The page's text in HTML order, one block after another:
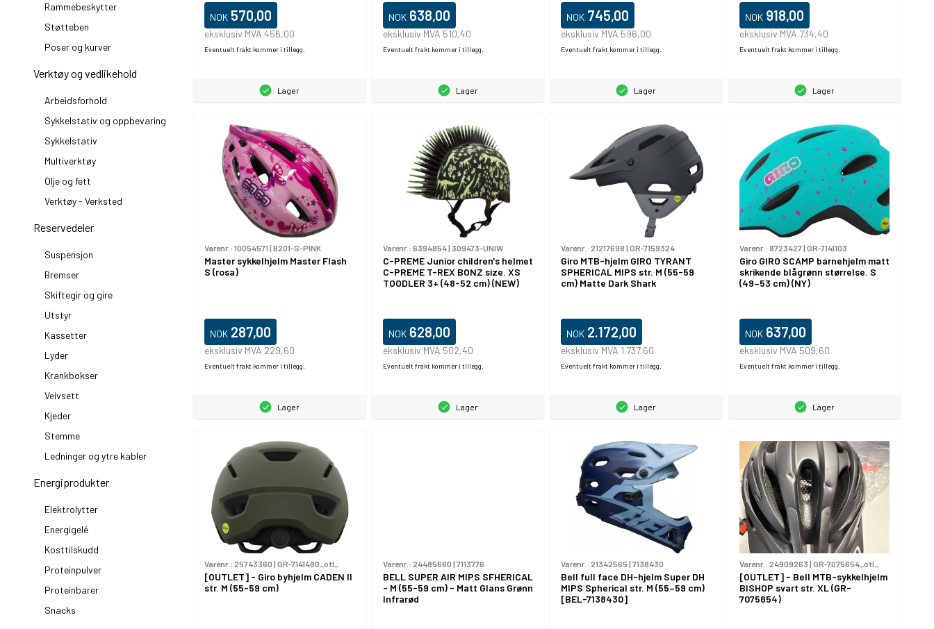
Rammebeskytter
Støtteben
Poser og kurver
Verktøy og vedlikehold
Arbeidsforhold
Sykkelstativ og oppbevaring
Sykkelstativ
Multiverktøy
Olje og fett
Verktøy - Verksted
Reservedeler
Suspensjon
Bremser
Skiftegir og gire
Utstyr
Kassetter
Lyder
Krankbokser
Veivsett
Kjeder
Stemme
Ledninger og ytre kabler
Energiprodukter
Elektrolytter
Energigelé
Kosttilskudd
Proteinpulver
Proteinbarer
Snacks
NOK 570,00
eksklusiv MVA 456,00
Eventuelt frakt kommer i tillegg.
Lager
NOK 638,00
eksklusiv MVA 510,40
Eventuelt frakt kommer i tillegg.
Lager
NOK 745,00
eksklusiv MVA 596,00
Eventuelt frakt kommer i tillegg.
Lager
NOK 918,00
eksklusiv MVA 734,40
Eventuelt frakt kommer i tillegg.
Lager
Varenr.: 10054571 | B201-S-PINK
Master sykkelhjelm Master Flash
S (rosa)
NOK 287,00
eksklusiv MVA 229,60
Eventuelt frakt kommer i tillegg.
Lager
Varenr.: 6394854| 309473-UNIW
C-PREME Junior children's helmet
C-PREME T-REX BONZ size. XS
TOODLER 3+ (48-52 cm) (NEW)
NOK 628,00
eksklusiv MVA 502,40
Eventuelt frakt kommer i tillegg.
Lager
Varenr.: 21217698 | GR-7159324
Giro MTB-hjelm GIRO TYRANT
SPHERICAL MIPS str. M (55-59
cm) Matte Dark Shark
NOK 2.172,00
eksklusiv MVA 1.737,60
Eventuelt frakt kommer i tillegg.
Lager
Varenr.: 8723427| GR-7141103
Giro GIRO SCAMP barnehjelm matt
skrikende blågrønn størrelse. S
(49–53 cm) (NY)
NOK 637,00
eksklusiv MVA 509,60
Eventuelt frakt kommer i tillegg.
Lager
Varenr.: 25743360 | GR-7141480_otl_
[OUTLET] - Giro byhjelm CADEN II
str. M (55-59 cm)
Varenr.: 24485660 | 7113776
BELL SUPER AIR MIPS SFHERICAL
- M (55-59 cm) - Matt Glans Grønn
Infrarød
Varenr.: 21342565 | 7138430
Bell full face DH-hjelm Super DH
MIPS Spherical str. M (55–59 cm)
[BEL-7138430]
Varenr.: 24909263 | GR-7075654_otl_
[OUTLET] - Bell MTB-sykkelhjelm
BISHOP svart str. XL (GR-
7075654)